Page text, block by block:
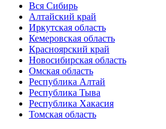
Вся Сибирь
Алтайский край
Иркутская область
Кемеровская область
Красноярский край
Новосибирская область
Омская область
Республика Алтай
Республика Тыва
Республика Хакасия
Томская область